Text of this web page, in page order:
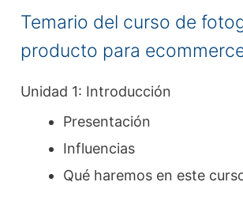
Temario del curso de
producto para
Unidad 1: Introducción
Presentación
Influencias
Qué haremos en este